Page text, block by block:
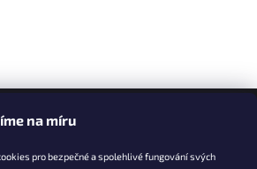
na míru
pro bezpečné a spolehlivé fungování svých